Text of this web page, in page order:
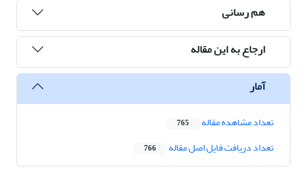
هم رسانی
ارجاع به این مقاله
آمار
تعداد مشاهده مقاله 765
تعداد دریافت فایل اصل مقاله 766